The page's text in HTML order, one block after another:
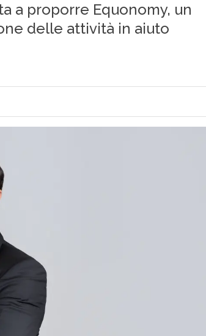
a proporre Equonomy, un
delle attività in aiuto